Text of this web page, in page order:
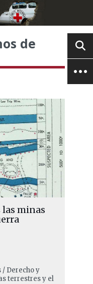
de
minas
Derecho y
terrestres y el